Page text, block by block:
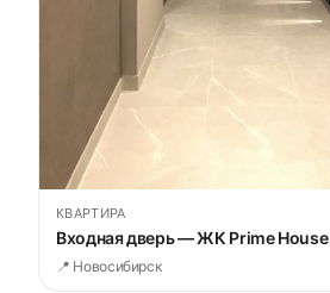
КВАРТИРА
Входная дверь — ЖК Prime House
📍 Новосибирск